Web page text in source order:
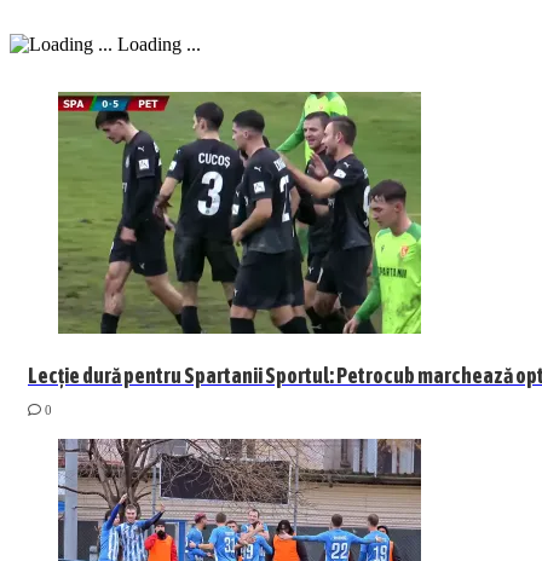
Loading ...
Lecție dură pentru Spartanii Sportul: Petrocub marchează
0